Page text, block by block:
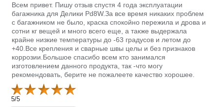
Всем привет. Пишу отзыв спустя 4 года эксплуатации
багажника для Делики Pd8W.За все время никаких проблем
с багажником не было, краска спокойно пережила и дрова и
сотни кг вещей и много всего еще, а также выдержала
крайне низкие температуры до -63 градусов и летом до
+40.Все крепления и сварные швы целы и без признаков
коррозии.Большое спасибо всем кто занимался
изготовлением данного продукта, так -что могу
рекомендовать, берите не пожалеете качество хорошее.
5/5